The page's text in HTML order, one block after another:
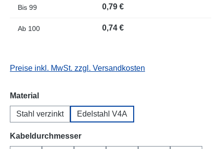
Bis 99 0,79 €
Ab 100 0,74 €
Preise inkl. MwSt. zzgl. Versandkosten
Materialauswählen
Stahl verzinkt Edelstahl V4A
Kabeldurchmesserauswählen